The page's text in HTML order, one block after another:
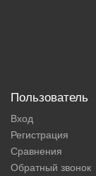
Пользователь
Вход
Регистрация
Сравнения
Обратный звонок